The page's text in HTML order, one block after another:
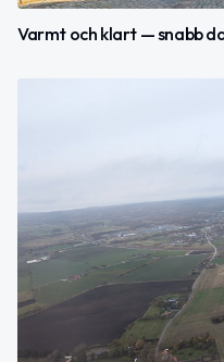
Varmt och klart — snabb